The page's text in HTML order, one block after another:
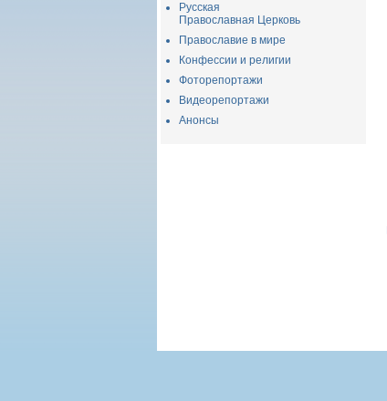
Русская
Православная Церковь
Православие в мире
Конфессии и религии
Фоторепортажи
Видеорепортажи
Анонсы